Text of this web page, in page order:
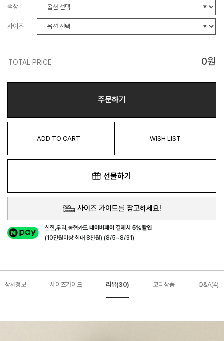
색상
사이즈
TOTAL PRICE 0원
주문하기
ADD TO CART WISH LIST
선물하기
사이즈 가이드를 참고하세요!
신한,우리,농협카드네이버페이 결제시 5%할인
(10만원이상 최대 8천원) (8/5~8/31)
상세정보 사이즈가이드 리뷰(30) 코디상품 Q&A(4)